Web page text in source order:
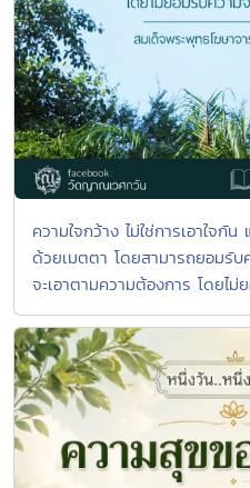
ความใจกว้าง ไม่ใช่การเอาใจกั
ด้วยเมตตา โดยสามารถยอมรั
จะเอาตามความต้องการ โดยไ